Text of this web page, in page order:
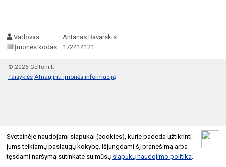
Svetainėje naudojami slapukai (cookies), kurie padeda užtikrinti
jums teikiamų paslaugų kokybę. Išjungdami šį pranešimą arba
tęsdami naršymą sutinkate su mūsų slapukų naudojimo politika
Vadovas:
Antanas Bavarskis
Įmonės kodas: 172414121
© 2026 Geltoni.lt
Taisyklės Atnaujinti įmonės informaciją